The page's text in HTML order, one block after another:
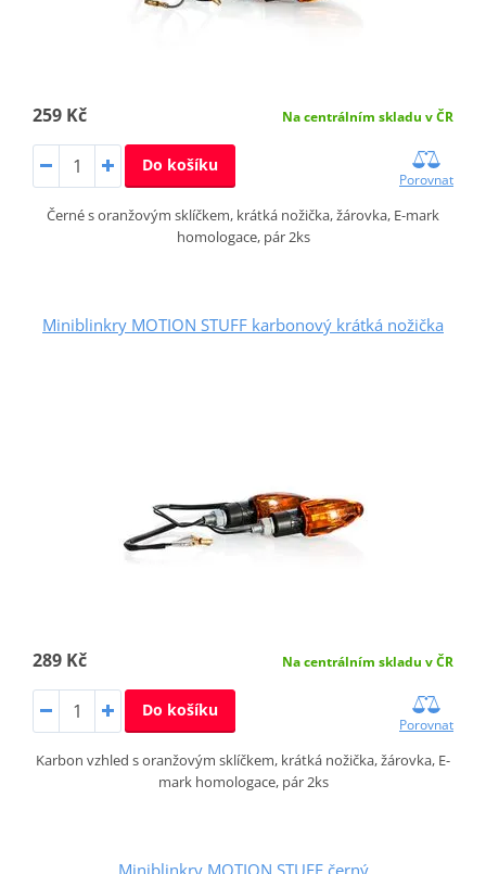
259 Kč Na centrálním skladu v ČR
Do košíku
Porovnat
Černé s oranžovým sklíčkem, krátká nožička, žárovka, E-mark
homologace, pár 2ks
Miniblinkry MOTION STUFF karbonový krátká nožička
289 Kč Na centrálním skladu v ČR
Do košíku
Porovnat
Karbon vzhled s oranžovým sklíčkem, krátká nožička, žárovka, E-
mark homologace, pár 2ks